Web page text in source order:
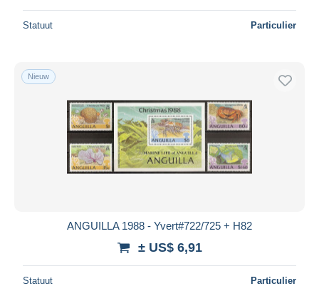
Statuut Particulier
Nieuw
ANGUILLA 1988 - Yvert#722/725 + H82
± US$ 6,91
Statuut Particulier